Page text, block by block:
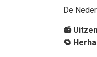
De
📻
🔁